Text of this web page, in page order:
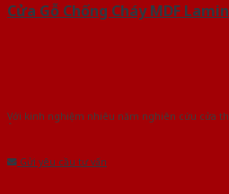
Cửa Gỗ Chống Cháy MDF
Với kinh nghiệm nhiêu năm nghiên cứu cửa
Gửi yêu cầu tư vấn